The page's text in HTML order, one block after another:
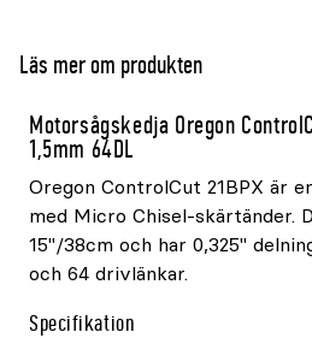
Läs mer om produkten
Motorsågskedja Oregon
1,5mm 64DL
Oregon ControlCut 21BPX är
med Micro Chisel-skärtänder.
15"/38cm och har 0,325"
och 64 drivlänkar.
Specifikation